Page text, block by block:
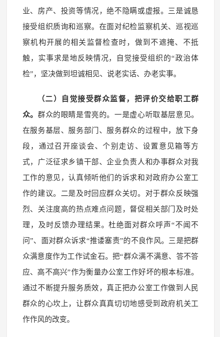
业、房产、投资等情况，绝不隐瞒或虚报。三是诚恳
接受组织质询和巡察。在面对纪检监察机关、巡视巡
察机构开展的相关监督检查时，做到不遮掩、不抵
触，实事求是地反映情况，自觉接受组织的“政治体
检”，坚决做到坦诚相见、说老实话、办老实事。
（二）自觉接受群众监督，把评价交给职工群
众。群众的眼睛是雪亮的。一是虚心听取基层意见。
在服务基层、服务部门、服务群众的过程中，放下身
段，通过召开座谈会、个别走访、设置意见箱等方
式，广泛征求乡镇干部、企业负责人和办事群众对我
工作的意见，认真倾听他们的诉求和对政府办公室工
作的建议。二是及时回应群众关切。对于群众反映强
烈、关注度高的热点难点问题，督促相关部门及时处
理，及时反馈办理结果。杜绝面对群众呼声“不闻不
问”、面对群众诉求“推诿塞责”的不良作风。三是把群
众满意度作为工作试金石。把“群众满不满意、答不答
应、高不高兴”作为衡量办公室工作好坏的根本标准。
通过不断提升服务质效，真正把办公室工作做到人民
群众的心坎上，让群众真真切切地感受到政府机关工
作作风的改变。